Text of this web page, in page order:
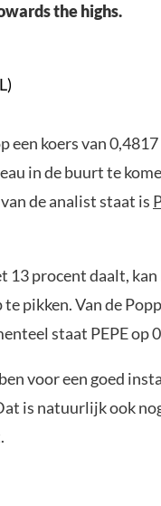
the highs.
een koers van
in de buurt te
de analist staat is
13 procent daalt,
pikken. Van de
staat PEPE op
voor een goed
is natuurlijk ook